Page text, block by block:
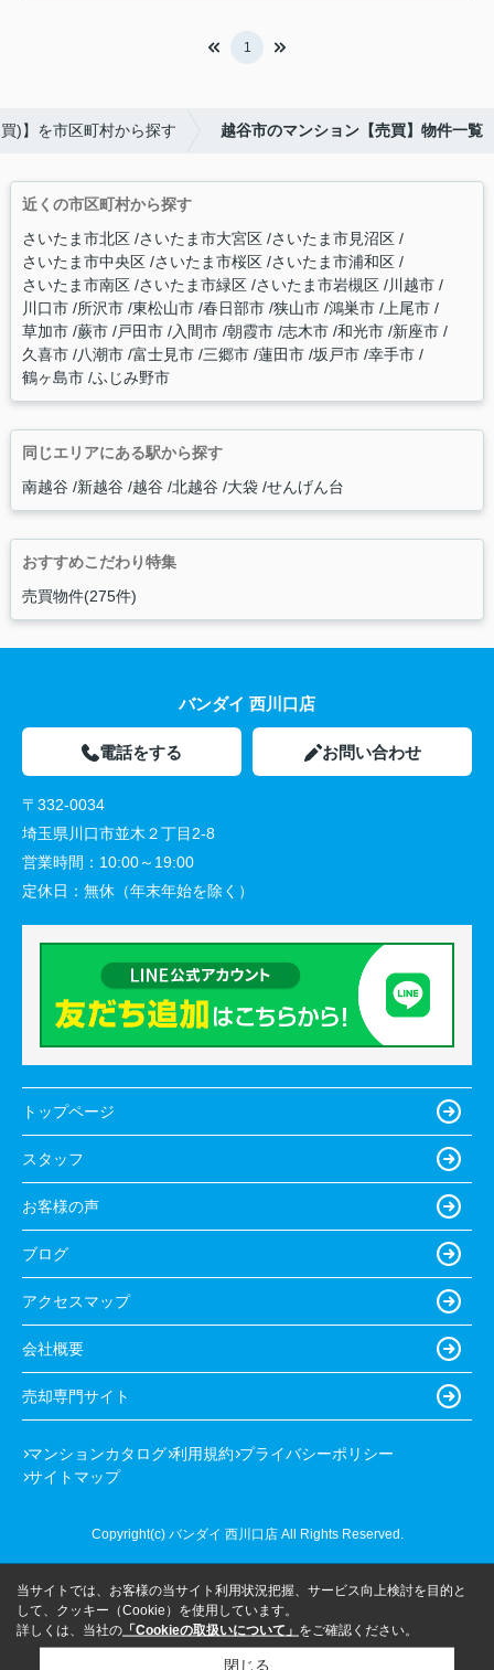
1
)】を市区町村から探す 越谷市のマンション【売買】物件一覧
近くの市区町村から探す
さいたま市北区 さいたま市大宮区 さいたま市見沼区
さいたま市中央区 さいたま市桜区 さいたま市浦和区
さいたま市南区 さいたま市緑区 さいたま市岩槻区 川越市
川口市 所沢市 東松山市 春日部市 狭山市 鴻巣市 上尾市
草加市 蕨市 戸田市 入間市 朝霞市 志木市 和光市 新座市
久喜市 八潮市 富士見市 三郷市 蓮田市 坂戸市 幸手市
鶴ヶ島市 ふじみ野市
同じエリアにある駅から探す
南越谷 新越谷 越谷 北越谷 大袋 せんげん台
おすすめこだわり特集
売買物件(275件)
バンダイ 西川口店
電話をする お問い合わせ
〒332-0034
埼玉県川口市並木２丁目2-8
営業時間： 10:00～19:00
定休日： 無休（年末年始を除く）
トップページ
スタッフ
お客様の声
ブログ
アクセスマップ
会社概要
売却専門サイト
マンションカタログ 利用規約 プライバシーポリシー
サイトマップ
Copyright(c) バンダイ 西川口店 All Rights Reserved.
当サイトでは、お客様の当サイト利用状況把握、サービス向上検討を目的と
して、クッキー（Cookie）を使用しています。
詳しくは、当社の 「Cookieの取扱いについて」 をご確認ください。
閉じる